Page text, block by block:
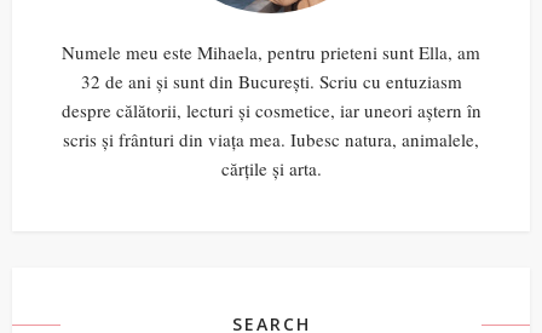
Numele meu este Mihaela, pentru prieteni sunt Ella, am
32 de ani și sunt din București. Scriu cu entuziasm
despre călătorii, lecturi și cosmetice, iar uneori aștern în
scris și frânturi din viața mea. Iubesc natura, animalele,
cărțile și arta.
SEARCH